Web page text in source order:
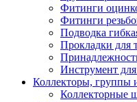
Фитинги
Фитинги
Подводка
Прокладки для
Инструмент
Коллекторы, группы
Коллекторные